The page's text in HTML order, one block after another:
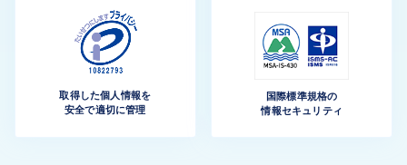
取得した個人情報を
安全で適切に管理
国際標準規格の
情報セキュリティ